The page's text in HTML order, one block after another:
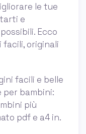
le tue
e
Ecco
facili, originali
facili e belle
per bambini:
più
pdf e a4 in.